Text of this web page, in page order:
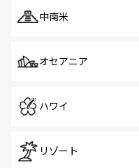
中南米
オセアニア
ハワイ
リゾート